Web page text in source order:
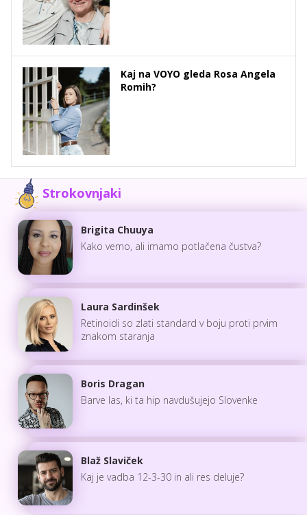
Kaj na VOYO gleda Rosa Angela
Romih?
Strokovnjaki
Brigita Chuuya
Kako vemo, ali imamo potlačena čustva?
Laura Sardinšek
Retinoidi so zlati standard v boju proti prvim
znakom staranja
Boris Dragan
Barve las, ki ta hip navdušujejo Slovenke
Blaž Slaviček
Kaj je vadba 12-3-30 in ali res deluje?